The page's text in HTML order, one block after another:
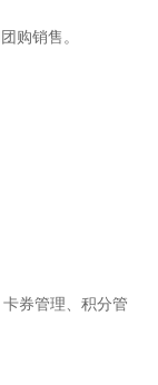
购销售。
券管理、积分管